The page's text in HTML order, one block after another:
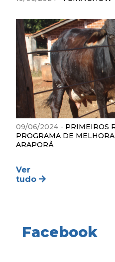
09/06/2024 - PRIMEIROS
PROGRAMA DE
ARAPORÃ
Ver
tudo
Facebook